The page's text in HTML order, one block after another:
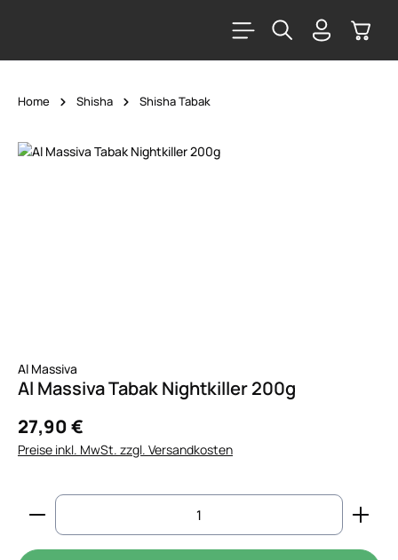
Home Shisha Shisha Tabak
Bildergalerie überspringen
Al Massiva
Al Massiva Tabak Nightkiller 200g
27,90 €
Preise inkl. MwSt. zzgl. Versandkosten
Produkt Anzahl: Gib den gewünschten Wert